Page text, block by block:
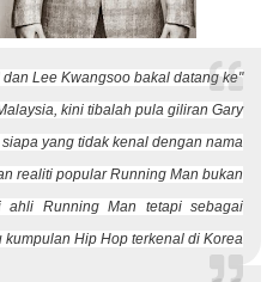
dan Lee Kwangsoo bakal datang ke
kini tibalah pula giliran Gary!
yang tidak kenal dengan nama
realiti popular Running Man bukan?
Running Man tetapi sebagai
kumpulan Hip Hop terkenal di Korea.